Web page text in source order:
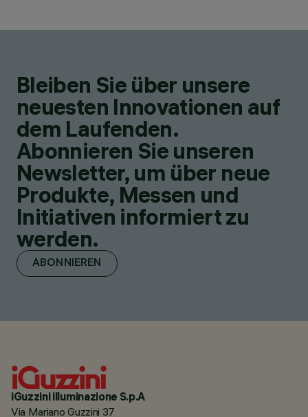
Bleiben Sie über unsere
neuesten Innovationen auf
dem Laufenden.
Abonnieren Sie unseren
Newsletter, um über neue
Produkte, Messen und
Initiativen informiert zu
werden.
ABONNIEREN
iGuzzini illuminazione S.p.A
Via Mariano Guzzini 37